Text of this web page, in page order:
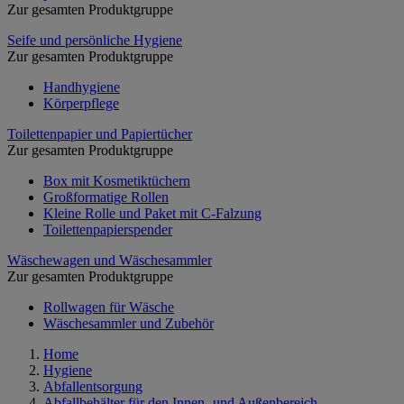
Zur gesamten Produktgruppe
Seife und persönliche Hygiene
Zur gesamten Produktgruppe
Handhygiene
Körperpflege
Toilettenpapier und Papiertücher
Zur gesamten Produktgruppe
Box mit Kosmetiktüchern
Großformatige Rollen
Kleine Rolle und Paket mit C-Falzung
Toilettenpapierspender
Wäschewagen und Wäschesammler
Zur gesamten Produktgruppe
Rollwagen für Wäsche
Wäschesammler und Zubehör
Home
Hygiene
Abfallentsorgung